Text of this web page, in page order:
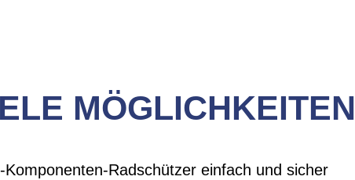
MÖGLICHKEITEN
Radschützer einfach und sicher